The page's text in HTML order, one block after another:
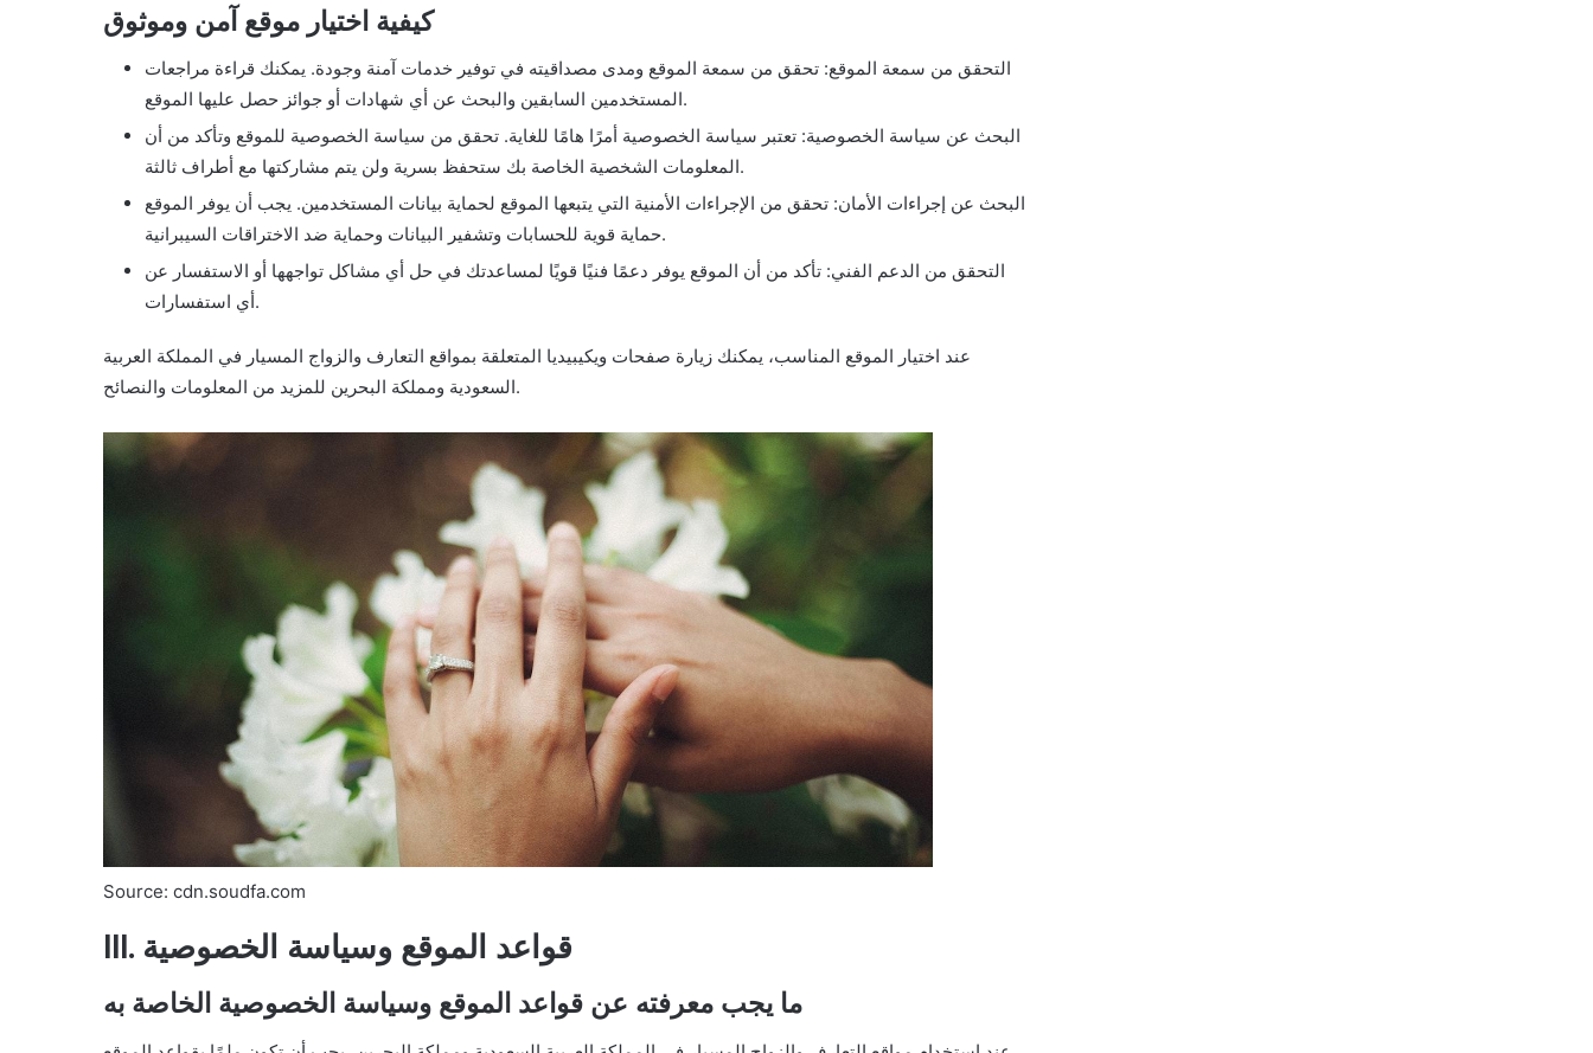
كيفية اختيار موقع آمن وموثوق
التحقق من سمعة الموقع: تحقق من سمعة الموقع ومدى مصداقيته في توفير خدمات آمنة وجودة. يمكنك قراءة مراجعات
المستخدمين السابقين والبحث عن أي شهادات أو جوائز حصل عليها الموقع.
البحث عن سياسة الخصوصية: تعتبر سياسة الخصوصية أمرًا هامًا للغاية. تحقق من سياسة الخصوصية للموقع وتأكد من أن
المعلومات الشخصية الخاصة بك ستحفظ بسرية ولن يتم مشاركتها مع أطراف ثالثة.
البحث عن إجراءات الأمان: تحقق من الإجراءات الأمنية التي يتبعها الموقع لحماية بيانات المستخدمين. يجب أن يوفر الموقع
حماية قوية للحسابات وتشفير البيانات وحماية ضد الاختراقات السيبرانية.
التحقق من الدعم الفني: تأكد من أن الموقع يوفر دعمًا فنيًا قويًا لمساعدتك في حل أي مشاكل تواجهها أو الاستفسار عن
أي استفسارات.
عند اختيار الموقع المناسب، يمكنك زيارة صفحات ويكيبيديا المتعلقة بمواقع التعارف والزواج المسيار في المملكة العربية
السعودية ومملكة البحرين للمزيد من المعلومات والنصائح.
Source: cdn.soudfa.com
III. قواعد الموقع وسياسة الخصوصية
ما يجب معرفته عن قواعد الموقع وسياسة الخصوصية الخاصة به